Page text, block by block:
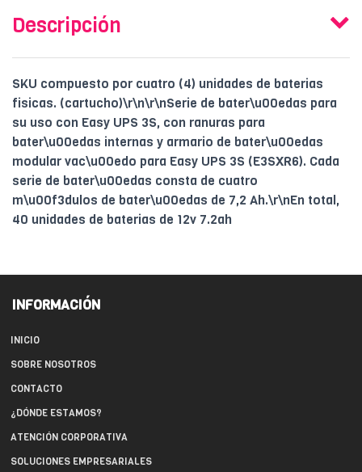
Descripción
SKU compuesto por cuatro (4) unidades de baterias
fisicas. (cartucho)\r\n\r\nSerie de bater\u00edas para
su uso con Easy UPS 3S, con ranuras para
bater\u00edas internas y armario de bater\u00edas
modular vac\u00edo para Easy UPS 3S (E3SXR6). Cada
serie de bater\u00edas consta de cuatro
m\u00f3dulos de bater\u00edas de 7,2 Ah.\r\nEn total,
40 unidades de baterias de 12v 7.2ah
INFORMACIÓN
INICIO
SOBRE NOSOTROS
CONTACTO
¿DÓNDE ESTAMOS?
ATENCIÓN CORPORATIVA
SOLUCIONES EMPRESARIALES